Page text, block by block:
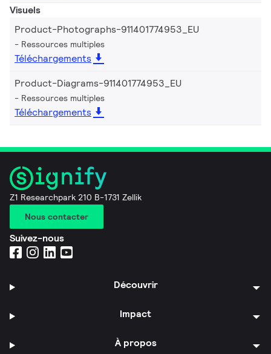
Visuels
Product-Photographs-911401774953_EU
Ressources multiples
Téléchargements
Product-Diagrams-911401774953_EU
Ressources multiples
Téléchargements
Z1 Researchpark 210 B-1731 Zellik
Nous contacter
Suivez-nous
Découvrir
Impact
À propos